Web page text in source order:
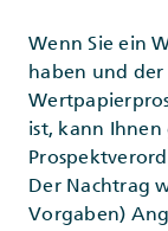
Wenn Sie ein
haben und
ist, kann Ihnen
Der Nachtrag
Vorgaben)